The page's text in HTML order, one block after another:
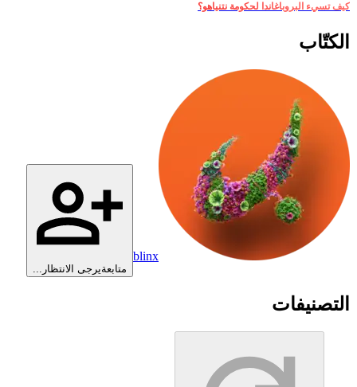
كيف تسيء البروباغاندا لحكومة نتنياهو؟
الكتّاب
blinx
متابعةيرجى الانتظار...
التصنيفات